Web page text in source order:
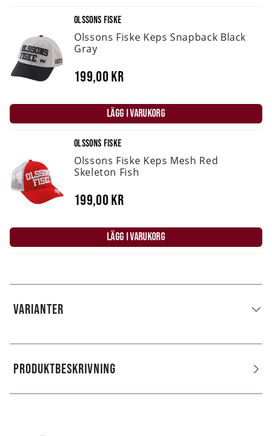
OLSSONS FISKE
Olssons Fiske Keps Snapback Black
Gray
199,00 kr
LÄGG I VARUKORG
OLSSONS FISKE
Olssons Fiske Keps Mesh Red
Skeleton Fish
199,00 kr
LÄGG I VARUKORG
VARIANTER
PRODUKTBESKRIVNING